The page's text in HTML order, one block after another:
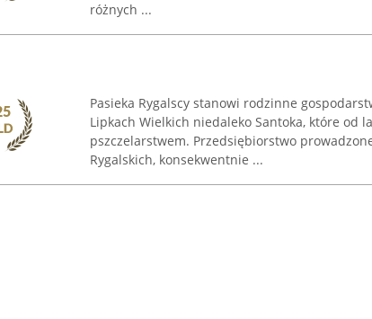
różnych ...
Pasieka Rygalscy stanowi rodzinne
Lipkach Wielkich niedaleko Santoka, które od
pszczelarstwem. Przedsiębiorstwo
Rygalskich, konsekwentnie ...